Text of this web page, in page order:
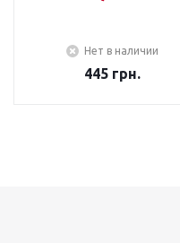
Нет в наличии
445грн.